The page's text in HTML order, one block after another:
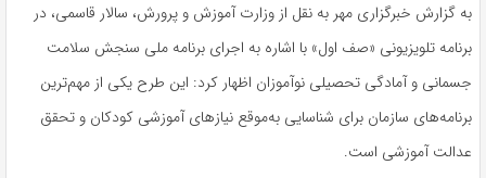
به گزارش خبرگزاری مهر به نقل از وزارت آموزش و پرورش، سالار قاسمی، در
برنامه تلویزیونی «صف اول» با اشاره به اجرای برنامه ملی سنجش سلامت
جسمانی و آمادگی تحصیلی نوآموزان اظهار کرد: این طرح یکی از مهم‌ترین
برنامه‌های سازمان برای شناسایی به‌موقع نیازهای آموزشی کودکان و تحقق
عدالت آموزشی است.